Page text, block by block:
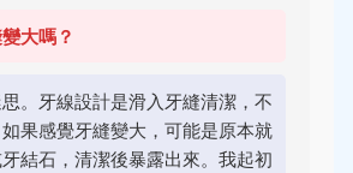
大嗎？
。牙線設計是滑入牙縫清潔，不
果感覺牙縫變大，可能是原本就
結石，清潔後暴露出來。我起初